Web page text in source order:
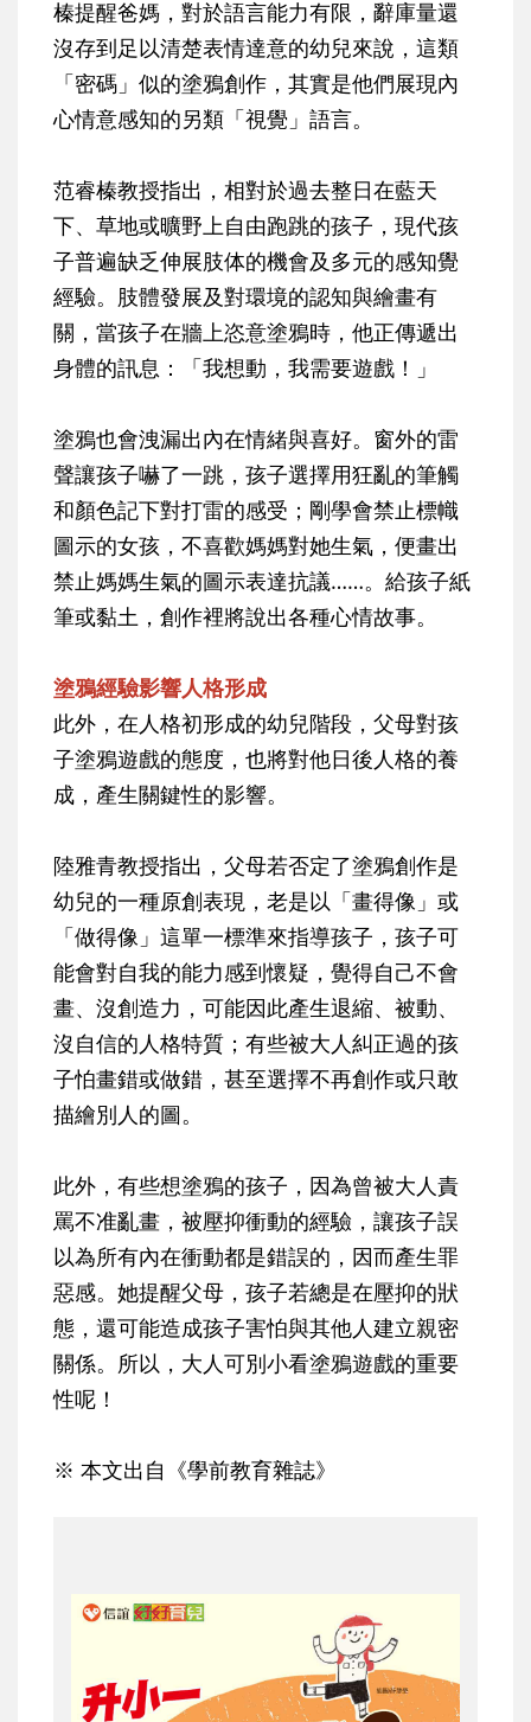
榛提醒爸媽，對於語言能力有限，辭庫量還
沒存到足以清楚表情達意的幼兒來說，這類
「密碼」似的塗鴉創作，其實是他們展現內
心情意感知的另類「視覺」語言。
范睿榛教授指出，相對於過去整日在藍天
下、草地或曠野上自由跑跳的孩子，現代孩
子普遍缺乏伸展肢体的機會及多元的感知覺
經驗。肢體發展及對環境的認知與繪畫有
關，當孩子在牆上恣意塗鴉時，他正傳遞出
身體的訊息：「我想動，我需要遊戲！」
塗鴉也會洩漏出內在情緒與喜好。窗外的雷
聲讓孩子嚇了一跳，孩子選擇用狂亂的筆觸
和顏色記下對打雷的感受；剛學會禁止標幟
圖示的女孩，不喜歡媽媽對她生氣，便畫出
禁止媽媽生氣的圖示表達抗議……。給孩子紙
筆或黏土，創作裡將說出各種心情故事。
塗鴉經驗影響人格形成
此外，在人格初形成的幼兒階段，父母對孩
子塗鴉遊戲的態度，也將對他日後人格的養
成，產生關鍵性的影響。
陸雅青教授指出，父母若否定了塗鴉創作是
幼兒的一種原創表現，老是以「畫得像」或
「做得像」這單一標準來指導孩子，孩子可
能會對自我的能力感到懷疑，覺得自己不會
畫、沒創造力，可能因此產生退縮、被動、
沒自信的人格特質；有些被大人糾正過的孩
子怕畫錯或做錯，甚至選擇不再創作或只敢
描繪別人的圖。
此外，有些想塗鴉的孩子，因為曾被大人責
罵不准亂畫，被壓抑衝動的經驗，讓孩子誤
以為所有內在衝動都是錯誤的，因而產生罪
惡感。她提醒父母，孩子若總是在壓抑的狀
態，還可能造成孩子害怕與其他人建立親密
關係。所以，大人可別小看塗鴉遊戲的重要
性呢！
※ 本文出自《學前教育雜誌》